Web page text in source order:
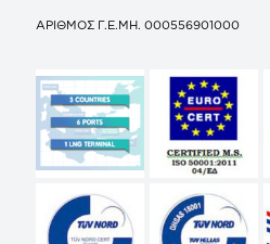
ΑΡΙΘΜΟΣ Γ.Ε.ΜΗ. 000556901000